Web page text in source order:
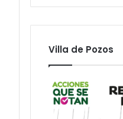
Villa de Pozos